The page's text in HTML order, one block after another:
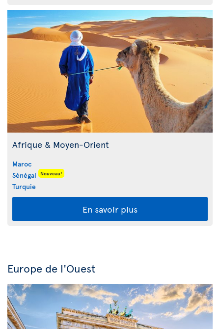
Afrique & Moyen-Orient
Maroc
Sénégal
Nouveau!
Turquie
En savoir plus
Europe de l'Ouest